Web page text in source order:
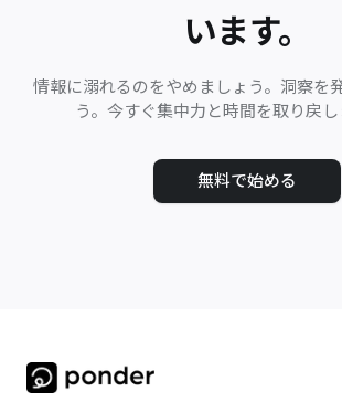
います。
情報に溺れるのをやめましょう。洞察を
う。今すぐ集中力と時間を取り戻し
無料で始める